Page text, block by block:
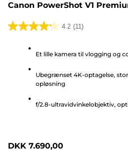
Canon PowerShot V1
4.2 (11)
4.2
stjerner.
anmeldelser
Et lille kamera til vlogging og
Ubegrænset 4K-optagelse, stor
opløsning
f/2.8-ultravidvinkelobjektiv,
DKK 7.690,00